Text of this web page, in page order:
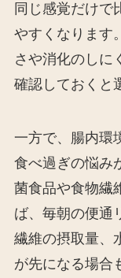
同じ感覚だけで
やすくなります
さや消化のしに
確認しておくと
一方で、腸内環
食べ過ぎの悩み
菌食品や食物繊
ば、毎朝の便通
繊維の摂取量、
が先になる場合